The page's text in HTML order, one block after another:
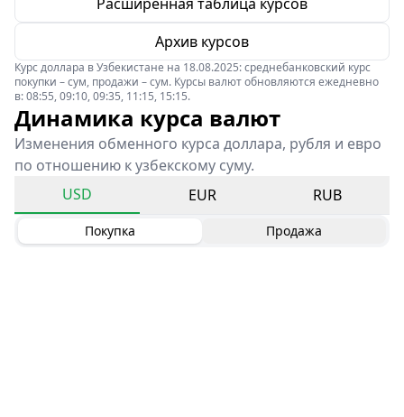
Архив курсов
Курс доллара в Узбекистане на 18.08.2025: среднебанковский курс
покупки – сум, продажи – сум. Курсы валют обновляются ежедневно
в: 08:55, 09:10, 09:35, 11:15, 15:15.
Динамика курса валют
Изменения обменного курса доллара, рубля и евро
по отношению к узбекскому суму.
USD
EUR RUB
Покупка Продажа